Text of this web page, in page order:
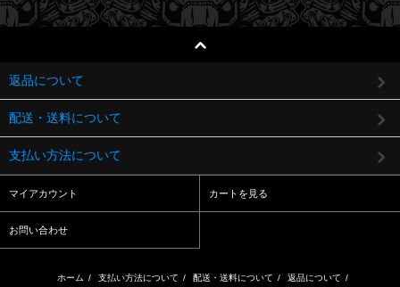
返品について
配送・送料について
支払い方法について
マイアカウント カートを見る
お問い合わせ
ホーム / 支払い方法について / 配送・送料について / 返品について /